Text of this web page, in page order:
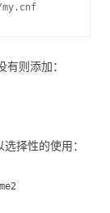
则添加：
择性的使用：